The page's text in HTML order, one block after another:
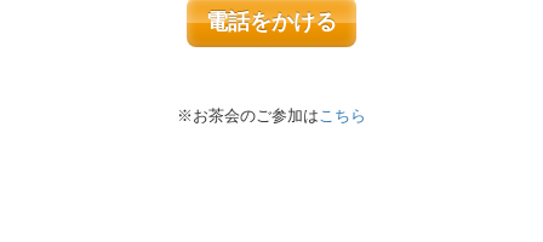
電話をかける
※お茶会のご参加はこちら